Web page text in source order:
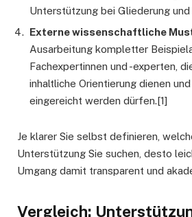
Unterstützung bei Gliederung
Externe wissenschaftliche
Ausarbeitung kompletter
Fachexpertinnen und -experten,
inhaltliche Orientierung dienen
eingereicht werden dürfen.[1]
Je klarer Sie selbst definieren,
Unterstützung Sie suchen, desto
Umgang damit transparent und
Vergleich: